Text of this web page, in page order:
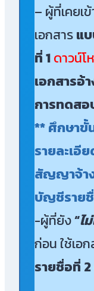
– ผู้ที่เคยเ
เอกสารแ
ที่ 1ดาวน์
เอกสารอ้
การทดสอ
** ศึกษาขั้
รายละเอี
สัญญาจ้า
บัญชีรายชื่
-ผู้ที่ยัง“ไ
ก่อน ใช้เอ
รายชื่อที่ 2